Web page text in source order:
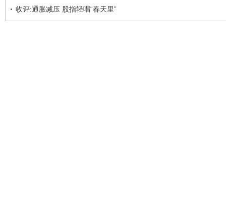
收评:通胀减压 股指轻唱“春天里”